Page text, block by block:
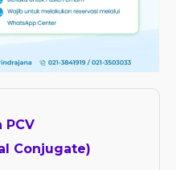
PCV
Conjugate)